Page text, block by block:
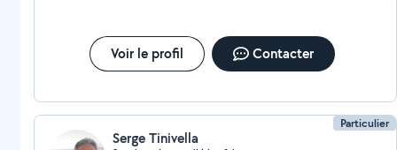
Voir le profil Contacter
Particulier
Serge Tinivella